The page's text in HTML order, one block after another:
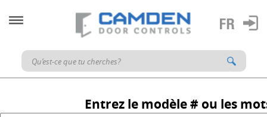
Entrez le modèle # ou les